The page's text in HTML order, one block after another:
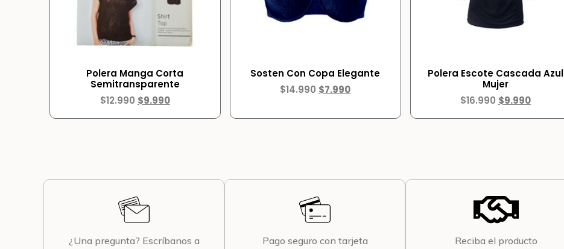
Polera Manga Corta
Semitransparente
$12.990 $9.990
Sosten Con Copa Elegante
$14.990 $7.990
Polera Escote Cascada Azul
Mujer
$16.990 $9.990
¿Una pregunta? Escríbanos a
Pago seguro con tarjeta
Reciba el producto